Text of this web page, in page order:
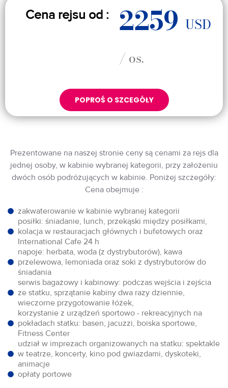
Cena rejsu od : 2259 USD
/ os.
POPROŚ O SZCEGÓŁY
Prezentowane na naszej stronie ceny są cenami za rejs dla
jednej osoby, w kabinie wybranej kategorii, przy założeniu
dwóch osób podróżujących w kabinie. Poniżej szczegóły:
Cena obejmuje :
zakwaterowanie w kabinie wybranej kategorii
posiłki: śniadanie, lunch, przekąski między posiłkami,
kolacja w restauracjach głównych i bufetowych oraz
International Cafe 24 h
napoje: herbata, woda (z dystrybutorów), kawa
przelewowa, lemoniada oraz soki z dystrybutorów do
śniadania
serwis bagażowy i kabinowy: podczas wejścia i zejścia
ze statku, sprzątanie kabiny dwa razy dziennie,
wieczorne przygotowanie łóżek,
korzystanie z urządzeń sportowo - rekreacyjnych na
pokładach statku: basen, jacuzzi, boiska sportowe,
Fitness Center
udział w imprezach organizowanych na statku: spektakle
w teatrze, koncerty, kino pod gwiazdami, dyskoteki,
animacje
opłaty portowe